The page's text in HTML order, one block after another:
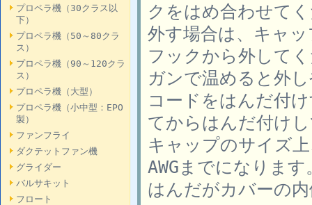
プロペラ機（30クラス以
下）
プロペラ機（50～80クラ
ス）
プロペラ機（90～120クラ
ス）
プロペラ機（大型）
プロペラ機（小中型：EPO
製）
ファンフライ
ダクテットファン機
グライダー
バルサキット
フロート
クをはめ合わせて
外す場合は、キャ
フックから外して
ガンで温めると外
コードをはんだ付
てからはんだ付け
キャップのサイズ
AWGまでになります
はんだがカバーの